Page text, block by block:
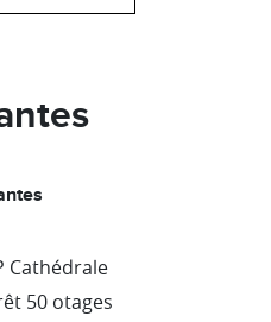
Cathédrale
50 otages